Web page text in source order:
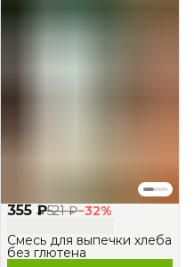
355 ₽521 ₽−32%
Смесь для выпечки хлеба
без глютена